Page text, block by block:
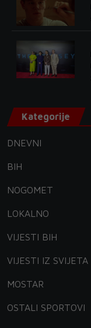
Kategorije
DNEVNI
BIH
NOGOMET
LOKALNO
VIJESTI BIH
VIJESTI IZ SVIJETA
MOSTAR
OSTALI SPORTOVI